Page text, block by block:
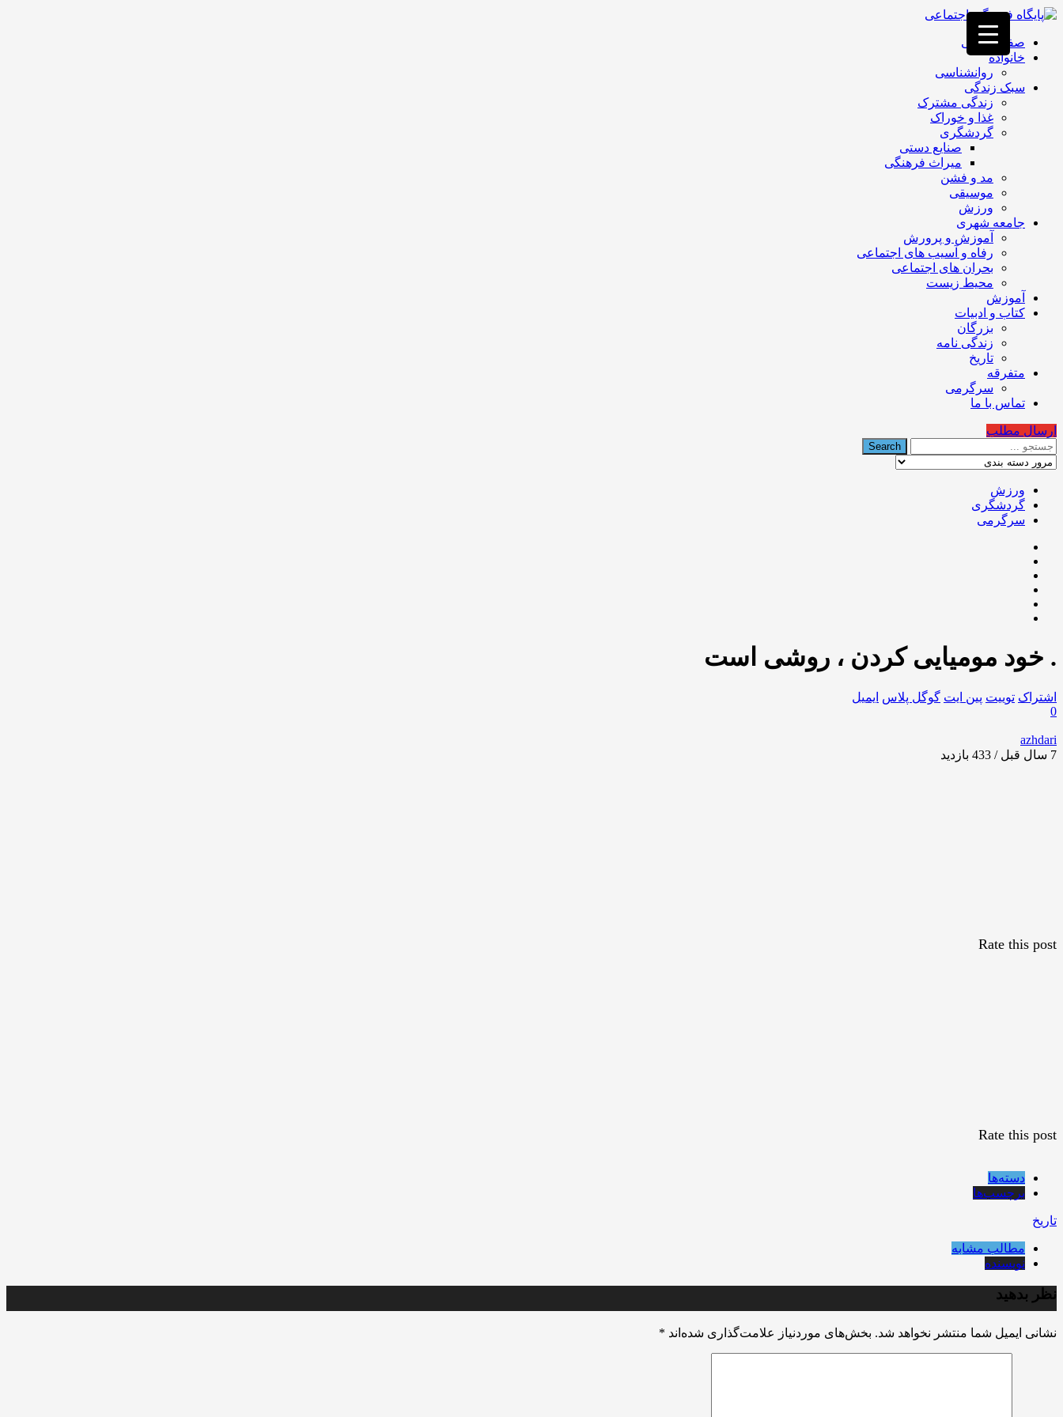
فصد
غرب
تهران
خشکشویی
تصفیه
تهران
صفحه اصلی
خانواده
روانشناسی
سبک زندگی
زندگی مشترک
غذا و خوراک
گردشگری
صنایع دستی
میراث فرهنگی
مد و فشن
موسیقی
ورزش
جامعه شهری
آموزش و پرورش
رفاه و آسیب های اجتماعی
بحران های اجتماعی
محیط زیست
آموزش
کتاب و ادبیات
بزرگان
زندگی نامه
تاریخ
متفرقه
سرگرمی
تماس با ما
ارسال مطلب
ورزش
گردشگری
سرگرمی
. خود مومیایی کردن ، روشی است
اشتراک توییت پین ایت گوگل‌ پلاس ایمیل
0
azhdari
7 سال قبل / 433
بازدید
Rate this post
Rate this post
دسته‌ها
برچسب‌ها
تاریخ
مطالب مشابه
نویسنده
نظر بدهید
نشانی ایمیل شما منتشر نخواهد شد. بخش‌های موردنیاز علامت‌گذاری شده‌اند *